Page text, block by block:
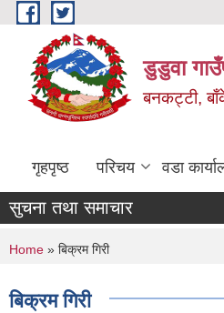
Skip to main content
डुडुवा
बनकट्टी,
गृहपृष्ठ परिचय वडा
सुचना तथा समाचार
You are here
Home » बिक्रम गिरी
बिक्रम गिरी